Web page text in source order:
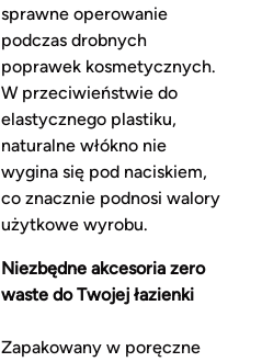
sprawne operowanie
podczas drobnych
poprawek kosmetycznych.
W przeciwieństwie do
elastycznego plastiku,
naturalne włókno nie
wygina się pod naciskiem,
co znacznie podnosi walory
użytkowe wyrobu.
Niezbędne akcesoria zero
waste do Twojej łazienki
Zapakowany w poręczne